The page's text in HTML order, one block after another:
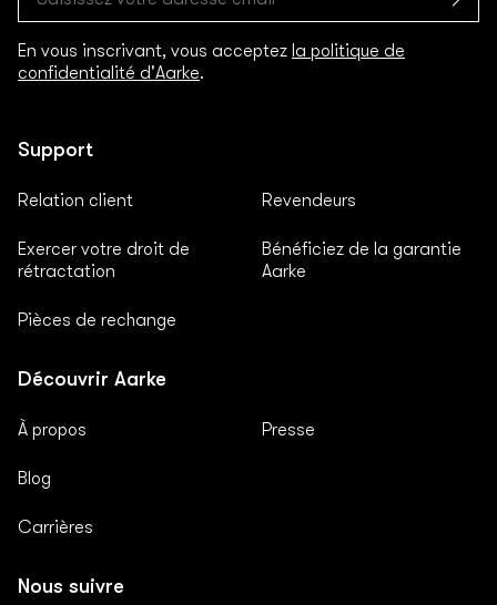
En vous inscrivant, vous acceptez la politique de
confidentialité d'Aarke.
Support
Relation client
Exercer votre droit de
rétractation
Pièces de rechange
Revendeurs
Bénéficiez de la garantie
Aarke
Découvrir Aarke
À propos
Blog
Carrières
Presse
Nous suivre